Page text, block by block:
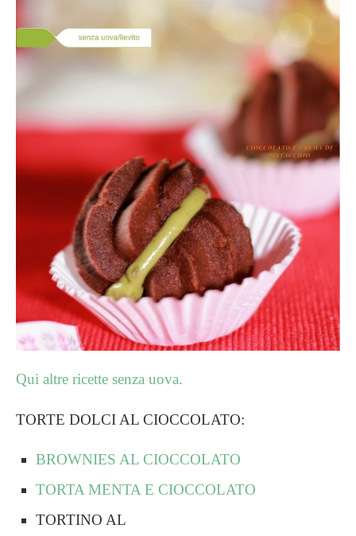
Qui altre ricette senza uova.
TORTE DOLCI AL CIOCCOLATO:
BROWNIES AL CIOCCOLATO
TORTA MENTA E CIOCCOLATO
TORTINO AL